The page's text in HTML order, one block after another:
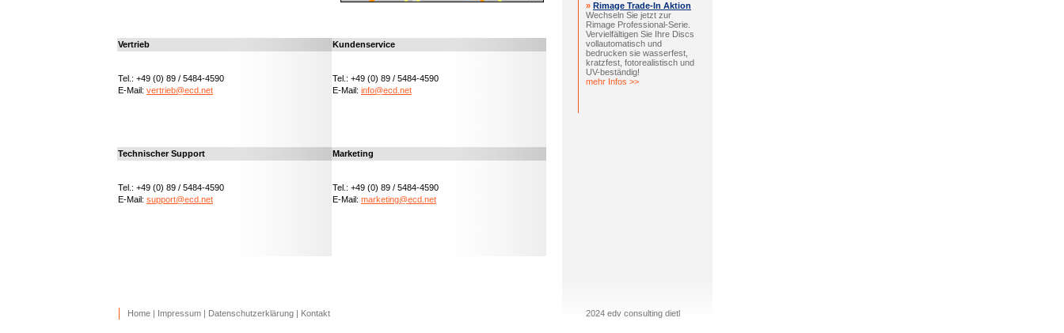
Vertrieb Kundenservice
Tel.: +49 (0) 89 / 5484-4590
E-Mail: vertrieb@ecd.net
Tel.: +49 (0) 89 / 5484-4590
E-Mail: info@ecd.net
Technischer Support Marketing
Tel.: +49 (0) 89 / 5484-4590
E-Mail: support@ecd.net
Tel.: +49 (0) 89 / 5484-4590
E-Mail: marketing@ecd.net
» Rimage Trade-In Aktion
Wechseln Sie jetzt zur
Rimage Professional-Serie.
Vervielfältigen Sie Ihre Discs
vollautomatisch und
bedrucken sie wasserfest,
kratzfest, fotorealistisch und
UV-beständig!
mehr Infos >>
Home | Impressum | Datenschutzerklärung | Kontakt 2024 edv consulting dietl